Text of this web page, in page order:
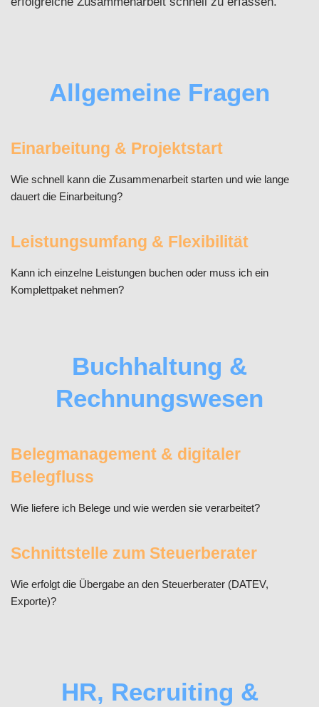
Allgemeine Fragen
Einarbeitung & Projektstart
Wie schnell kann die Zusammenarbeit starten und wie lange
dauert die Einarbeitung?
Leistungsumfang & Flexibilität
Kann ich einzelne Leistungen buchen oder muss ich ein
Komplettpaket nehmen?
Buchhaltung &
Rechnungswesen
Belegmanagement & digitaler
Belegfluss
Wie liefere ich Belege und wie werden sie verarbeitet?
Schnittstelle zum Steuerberater
Wie erfolgt die Übergabe an den Steuerberater (DATEV,
Exporte)?
HR, Recruiting &